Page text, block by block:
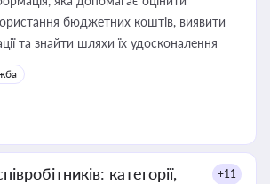
бюджетних коштів, виявити
та знайти шляхи їх удосконалення
категорії,
+11